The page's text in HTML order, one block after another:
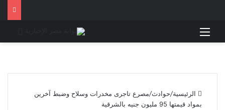
القائمة
الرئيسية/حوادث/مصرع تاجرى مخدرات وسلاح وضبط آخرين
بمواد قيمتها 95 مليون جنيه بالشرقية